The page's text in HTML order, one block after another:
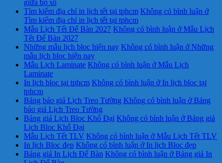
giữa bộ số
Tìm kiếm địa chỉ in lịch tết tại tphcm Không có bình luận ở
Tìm kiếm địa chỉ in lịch tết tại tphcm
Mẫu Lịch Tết Để Bàn 2027 Không có bình luận ở Mẫu Lịch
Tết Để Bàn 2027
Những mẫu lịch bloc hiện nay Không có bình luận ở Những
mẫu lịch bloc hiện nay
Mẫu Lịch Laminate Không có bình luận ở Mẫu Lịch
Laminate
In lịch bloc tại tphcm Không có bình luận ở In lịch bloc tại
tphcm
Bảng báo giá Lịch Treo Tường Không có bình luận ở Bảng
báo giá Lịch Treo Tường
Bảng giá Lịch Bloc Khổ Đại Không có bình luận ở Bảng giá
Lịch Bloc Khổ Đại
Mẫu Lịch Tết TLV Không có bình luận ở Mẫu Lịch Tết TLV
In lịch Bloc đẹp Không có bình luận ở In lịch Bloc đẹp
Bảng giá In Lịch Để Bàn Không có bình luận ở Bảng giá In